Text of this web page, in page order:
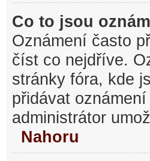
Co to jsou
Oznámení často
číst co nejdříve.
stránky fóra, kde
přidávat
administrátor
Nahoru